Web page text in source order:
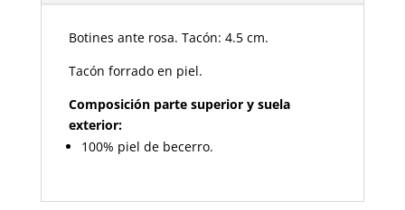
Botines ante rosa. Tacón: 4.5 cm.
Tacón forrado en piel.
Composición parte superior y suela
exterior:
100% piel de becerro.